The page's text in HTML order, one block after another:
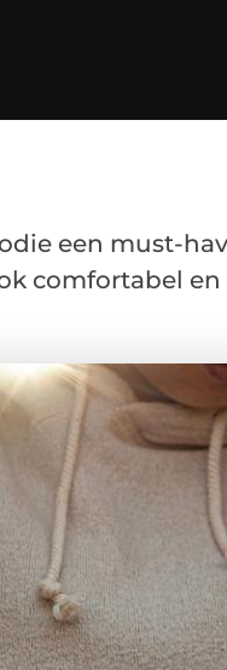
een must-
comfortabel en